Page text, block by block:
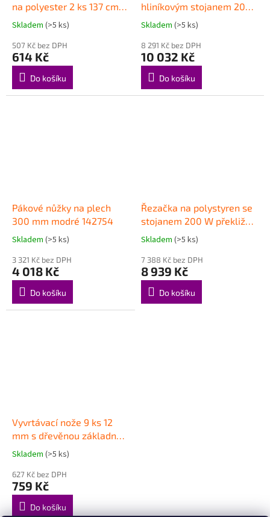
na polyester 2 ks 137 cm
146437
Skladem (>5 ks)
507 Kč bez DPH
614 Kč
Do košíku
hliníkovým stojanem 200
W 146436
Skladem (>5 ks)
8 291 Kč bez DPH
10 032 Kč
Do košíku
Pákové nůžky na plech
300 mm modré 142754
Skladem (>5 ks)
3 321 Kč bez DPH
4 018 Kč
Do košíku
Řezačka na polystyren se
stojanem 200 W překližka
144060
Skladem (>5 ks)
7 388 Kč bez DPH
8 939 Kč
Do košíku
Vyvrtávací nože 9 ks 12
mm s dřevěnou základnou
146682
Skladem (>5 ks)
627 Kč bez DPH
759 Kč
Do košíku